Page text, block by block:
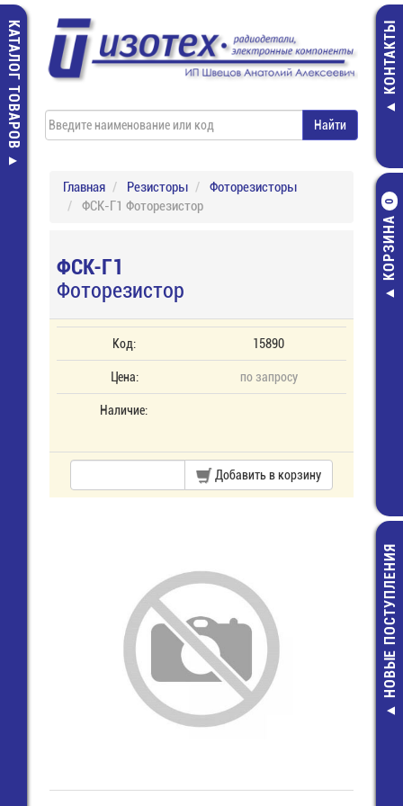
КАТАЛОГ ТОВАРОВ КОНТАКТЫ
КОРЗИНА
0
НОВЫЕ ПОСТУПЛЕНИЯ
Главная Резисторы
Фоторезисторы
ФСК-Г1 Фоторезистор
ФСК-Г1
Фоторезистор
Код: 15890
Цена: по запросу
Наличие:
Добавить в корзину